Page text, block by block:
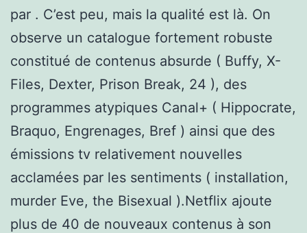
par . C’est peu, mais la qualité est là. On
observe un catalogue fortement robuste
constitué de contenus absurde ( Buffy, X-
Files, Dexter, Prison Break, 24 ), des
programmes atypiques Canal+ ( Hippocrate,
Braquo, Engrenages, Bref ) ainsi que des
émissions tv relativement nouvelles
acclamées par les sentiments ( installation,
murder Eve, the Bisexual ).Netflix ajoute
plus de 40 de nouveaux contenus à son